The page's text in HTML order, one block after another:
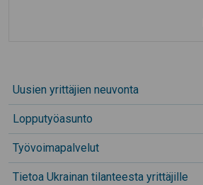
Uusien yrittäjien neuvonta
Lopputyöasunto
Työvoimapalvelut
Tietoa Ukrainan tilanteesta yrittäjille